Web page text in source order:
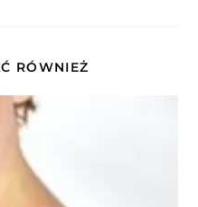
RÓWNIEŻ